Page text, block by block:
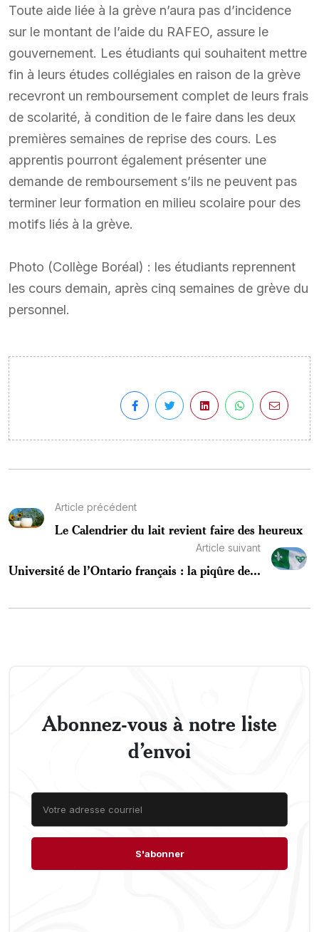
Toute aide liée à la grève n’aura pas d’incidence
sur le montant de l’aide du RAFEO, assure le
gouvernement. Les étudiants qui souhaitent mettre
fin à leurs études collégiales en raison de la grève
recevront un remboursement complet de leurs frais
de scolarité, à condition de le faire dans les deux
premières semaines de reprise des cours. Les
apprentis pourront également présenter une
demande de remboursement s’ils ne peuvent pas
terminer leur formation en milieu scolaire pour des
motifs liés à la grève.
Photo (Collège Boréal) : les étudiants reprennent
les cours demain, après cinq semaines de grève du
personnel.
Article précédent
Le Calendrier du lait revient faire des heureux
Article suivant
Université de l’Ontario français : la piqûre de...
Abonnez-vous à notre liste
d’envoi